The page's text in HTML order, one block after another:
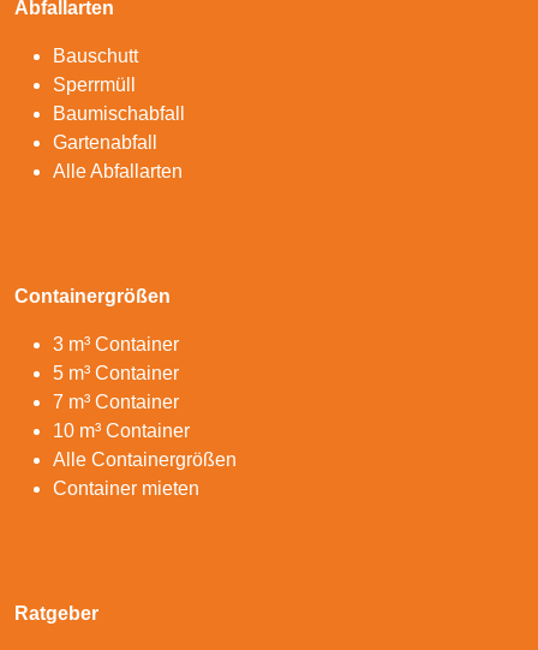
Abfallarten
Bauschutt
Sperrmüll
Baumischabfall
Gartenabfall
Alle Abfallarten
Containergrößen
3 m³ Container
5 m³ Container
7 m³ Container
10 m³ Container
Alle Containergrößen
Container mieten
Ratgeber